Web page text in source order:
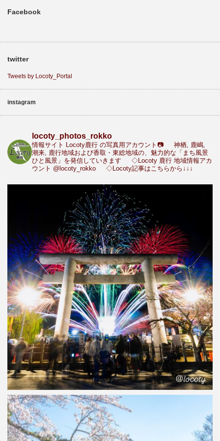
Facebook
twitter
Tweets by Locoty_Portal
instagram
locoty_photos_rokko
情報サイト Locoty鹿行 の写真用アカウント📷
神栖, 鹿嶋,
潮来, 鹿行地域および香取・東総地域の、魅力的な「まち風景
ひと風景」を発信していきます
◇Locoty 鹿行 地域情報アカ
ウント @locoty_rokko ◇Locoty記事はこちらから↓↓↓